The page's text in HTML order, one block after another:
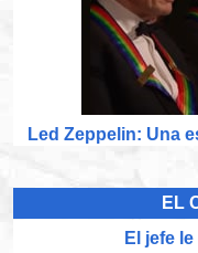
Led Zeppelin: Una
EL
El jefe